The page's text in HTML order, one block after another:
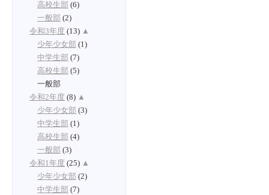
高校生部 (6)
一般部 (2)
令和3年度 (13) ▲
少年少女部 (1)
中学生部 (7)
高校生部 (5)
一般部
令和2年度 (8) ▲
少年少女部 (3)
中学生部 (1)
高校生部 (4)
一般部 (3)
令和1年度 (25) ▲
少年少女部 (2)
中学生部 (7)